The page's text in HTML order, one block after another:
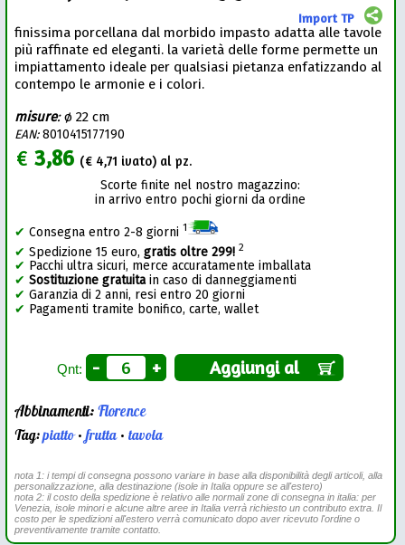
Import TP
finissima porcellana dal morbido impasto adatta alle tavole
più raffinate ed eleganti. la varietà delle forme permette un
impiattamento ideale per qualsiasi pietanza enfatizzando al
contempo le armonie e i colori.
misure:ø 22 cm
EAN:8010415177190
€3,86 (€ 4,71 ivato) al pz.
Scorte finite nel nostro magazzino:
in arrivo entro pochi giorni da ordine
✔ Consegna entro 2-8 giorni 1
✔ Spedizione 15 euro,gratis oltre 299! 2
✔ Pacchi ultra sicuri, merce accuratamente imballata
✔ Sostituzione gratuitain caso di danneggiamenti
✔ Garanzia di 2 anni, resi entro 20 giorni
✔ Pagamenti tramite bonifico, carte, wallet
Qnt: - + Aggiungi al
Abbinamenti:Florence
Tag:piatto•frutta•tavola
nota 1: i tempi di consegna possono variare in base alla disponibilità degli articoli, alla
personalizzazione, alla destinazione (isole in Italia oppure se all'estero)
nota 2: il costo della spedizione è relativo alle normali zone di consegna in italia: per
Venezia, isole minori e alcune altre aree in Italia verrà richiesto un contributo extra. Il
costo per le spedizioni all'estero verrà comunicato dopo aver ricevuto l'ordine o
preventivamente tramite contatto.